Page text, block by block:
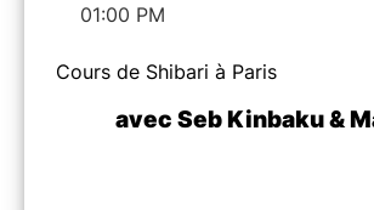
01:00 PM
Cours de Shibari à Paris
avec Seb Kinbaku &